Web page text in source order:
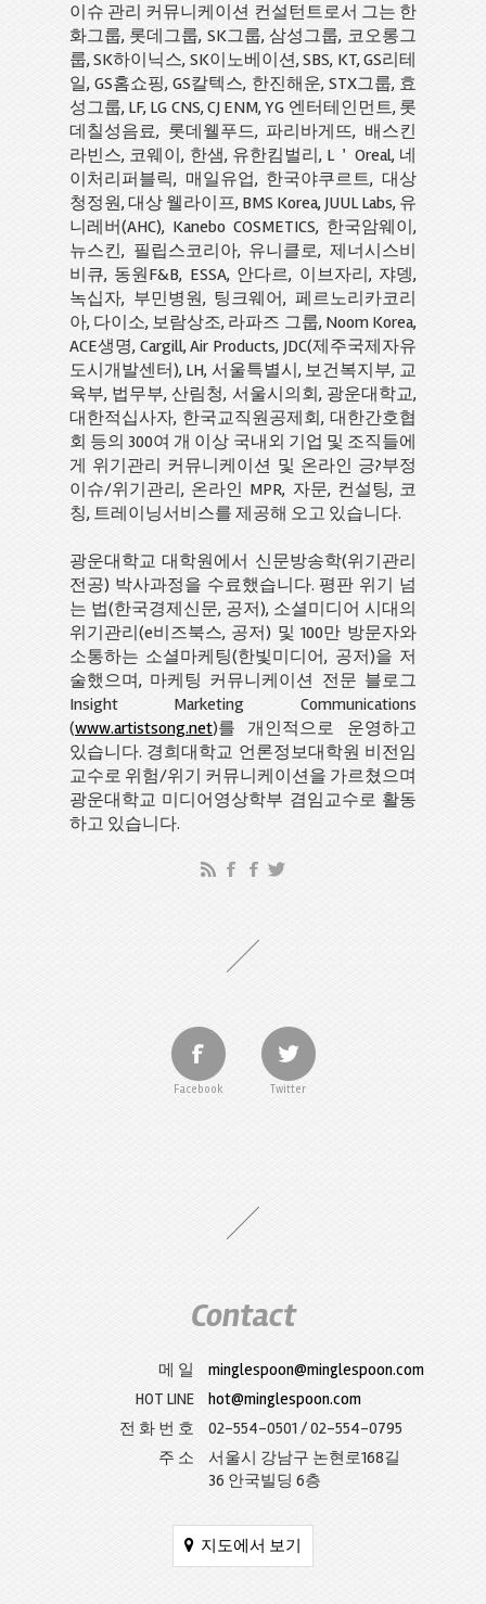
이슈 관리 커뮤니케이션 컨설턴트로서 그는 한
화그룹, 롯데그룹, SK그룹, 삼성그룹, 코오롱그
룹, SK하이닉스, SK이노베이션, SBS, KT, GS리테
일, GS홈쇼핑, GS칼텍스, 한진해운, STX그룹, 효
성그룹, LF, LG CNS, CJ ENM, YG 엔터테인먼트, 롯
데칠성음료, 롯데웰푸드, 파리바게뜨, 배스킨
라빈스, 코웨이, 한샘, 유한킴벌리, L＇Oreal, 네
이처리퍼블릭, 매일유업, 한국야쿠르트, 대상
청정원, 대상 웰라이프, BMS Korea, JUUL Labs, 유
니레버(AHC), Kanebo COSMETICS, 한국암웨이,
뉴스킨, 필립스코리아, 유니클로, 제너시스비
비큐, 동원F&B, ESSA, 안다르, 이브자리, 쟈뎅,
녹십자, 부민병원, 팅크웨어, 페르노리카코리
아, 다이소, 보람상조, 라파즈 그룹, Noom Korea,
ACE생명, Cargill, Air Products, JDC(제주국제자유
도시개발센터), LH, 서울특별시, 보건복지부, 교
육부, 법무부, 산림청, 서울시의회, 광운대학교,
대한적십사자, 한국교직원공제회, 대한간호협
회 등의 300여 개 이상 국내외 기업 및 조직들에
게 위기관리 커뮤니케이션 및 온라인 긍?부정
이슈/위기관리, 온라인 MPR, 자문, 컨설팅, 코
칭, 트레이닝서비스를 제공해 오고 있습니다.
광운대학교 대학원에서 신문방송학(위기관리
전공) 박사과정을 수료했습니다. 평판 위기 넘
는 법(한국경제신문, 공저), 소셜미디어 시대의
위기관리(e비즈북스, 공저) 및 100만 방문자와
소통하는 소셜마케팅(한빛미디어, 공저)을 저
술했으며, 마케팅 커뮤니케이션 전문 블로그
Insight Marketing Communications
(www.artistsong.net)를 개인적으로 운영하고
있습니다. 경희대학교 언론정보대학원 비전임
교수로 위험/위기 커뮤니케이션을 가르쳤으며
광운대학교 미디어영상학부 겸임교수로 활동
하고 있습니다.
Facebook Twitter
Contact
메 일
minglespoon@minglespoon.com
HOT LINE
hot@minglespoon.com
전 화 번 호
02-554-0501 / 02-554-0795
주 소
서울시 강남구 논현로168길
36 안국빌딩 6층
지도에서 보기